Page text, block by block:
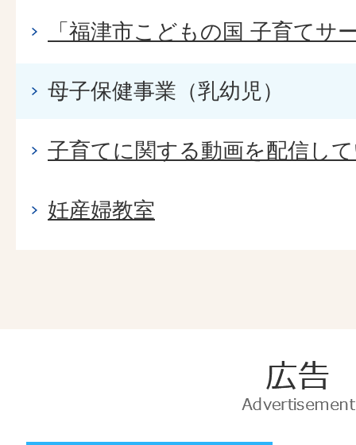
「福津市こどもの国 子育てサ
母子保健事業（乳幼児）
子育てに関する動画を配信し
妊産婦教室
告